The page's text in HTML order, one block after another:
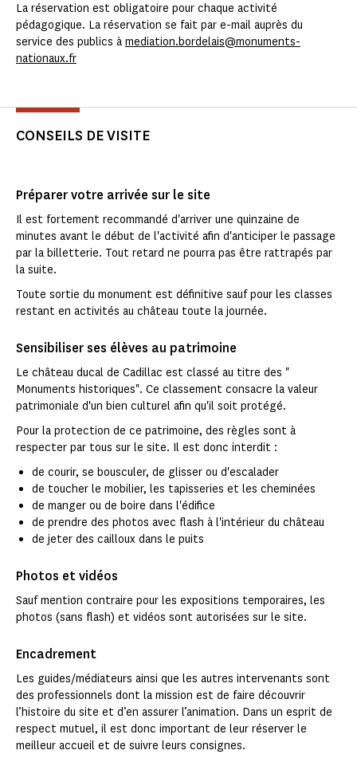
La réservation est obligatoire pour chaque activité
pédagogique. La réservation se fait par e-mail auprès du
service des publics à mediation.bordelais@monuments-
nationaux.fr
CONSEILS DE VISITE
Préparer votre arrivée sur le site
Il est fortement recommandé d'arriver une quinzaine de
minutes avant le début de l'activité afin d'anticiper le passage
par la billetterie. Tout retard ne pourra pas être rattrapés par
la suite.
Toute sortie du monument est définitive sauf pour les classes
restant en activités au château toute la journée.
Sensibiliser ses élèves au patrimoine
Le château ducal de Cadillac est classé au titre des "
Monuments historiques". Ce classement consacre la valeur
patrimoniale d'un bien culturel afin qu'il soit protégé.
Pour la protection de ce patrimoine, des règles sont à
respecter par tous sur le site. Il est donc interdit :
de courir, se bousculer, de glisser ou d'escalader
de toucher le mobilier, les tapisseries et les cheminées
de manger ou de boire dans l'édifice
de prendre des photos avec flash à l'intérieur du château
de jeter des cailloux dans le puits
Photos et vidéos
Sauf mention contraire pour les expositions temporaires, les
photos (sans flash) et vidéos sont autorisées sur le site.
Encadrement
Les guides/médiateurs ainsi que les autres intervenants sont
des professionnels dont la mission est de faire découvrir
l’histoire du site et d’en assurer l’animation. Dans un esprit de
respect mutuel, il est donc important de leur réserver le
meilleur accueil et de suivre leurs consignes.